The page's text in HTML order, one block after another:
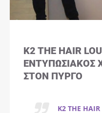
K2 THE HAIR
ΕΝΤΥΠΩΣΙΑΚΌΣ
ΣΤΟΝ ΠΎΡΓΟ
K2 THE